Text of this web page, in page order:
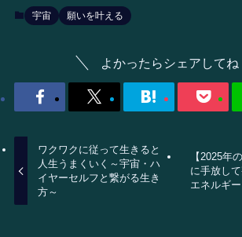
宇宙 願いを叶える
よかったらシェアしてね
ワクワクに従って生きると
人生うまくいく～宇宙・ハ
イヤーセルフと繋がる生き
方～
【2025年
に手放し
エネルギー